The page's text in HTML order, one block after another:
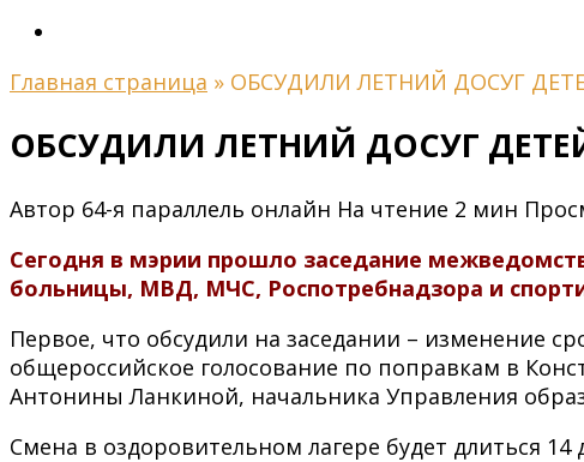
Главная страница » ОБСУДИЛИ ЛЕТНИЙ ДОСУГ
ОБСУДИЛИ ЛЕТНИЙ ДОСУГ
Автор 64-я параллель онлайн На чтение 2 мин
Сегодня в мэрии прошло заседание
больницы, МВД, МЧС, Роспотребнадзора и
Первое, что обсудили на заседании – изменение
общероссийское голосование по поправкам в
Антонины Ланкиной, начальника Управления
Смена в оздоровительном лагере будет длиться